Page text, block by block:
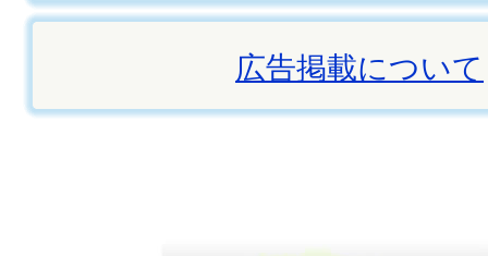
広告掲載について